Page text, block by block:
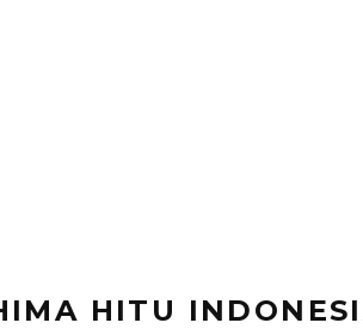
HITU